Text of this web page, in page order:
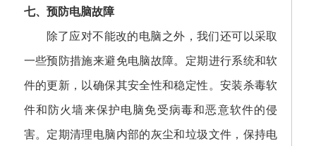
七、预防电脑故障
除了应对不能改的电脑之外，我们还可以采取
一些预防措施来避免电脑故障。定期进行系统和软
件的更新，以确保其安全性和稳定性。安装杀毒软
件和防火墙来保护电脑免受病毒和恶意软件的侵
害。定期清理电脑内部的灰尘和垃圾文件，保持电